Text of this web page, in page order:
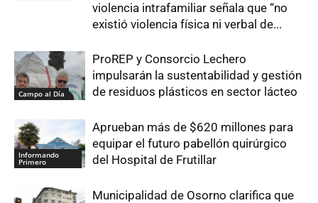
violencia intrafamiliar señala que “no
existió violencia física ni verbal de...
Campo al Día
ProREP y Consorcio Lechero
impulsarán la sustentabilidad y gestión
de residuos plásticos en sector lácteo
Informando
Primero
Aprueban más de $620 millones para
equipar el futuro pabellón quirúrgico
del Hospital de Frutillar
Municipalidad de Osorno clarifica que